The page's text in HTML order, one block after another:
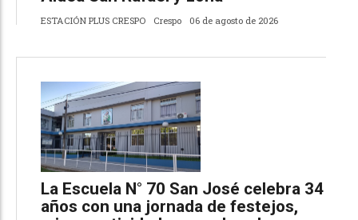
ESTACIÓN PLUS CRESPO Crespo 06 de agosto de 2026
La Escuela N° 70 San José celebra 34
años con una jornada de festejos,